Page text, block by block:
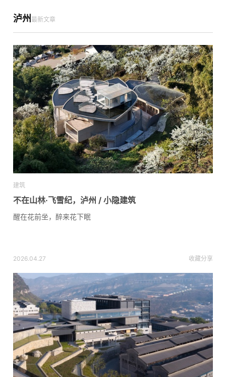
泸州 最新文章
建筑
不在山林·飞雪纪，泸州 / 小隐建筑
醒在花前坐，醉来花下眠
2026.04.27 收藏分享